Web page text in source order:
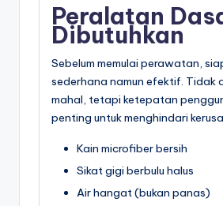
Peralatan
Dibutuhkan
Sebelum memulai perawatan,
sederhana namun efektif. Tidak
mahal, tetapi ketepatan
penting untuk menghindari
Kain microfiber bersih
Sikat gigi berbulu halus
Air hangat (bukan panas)